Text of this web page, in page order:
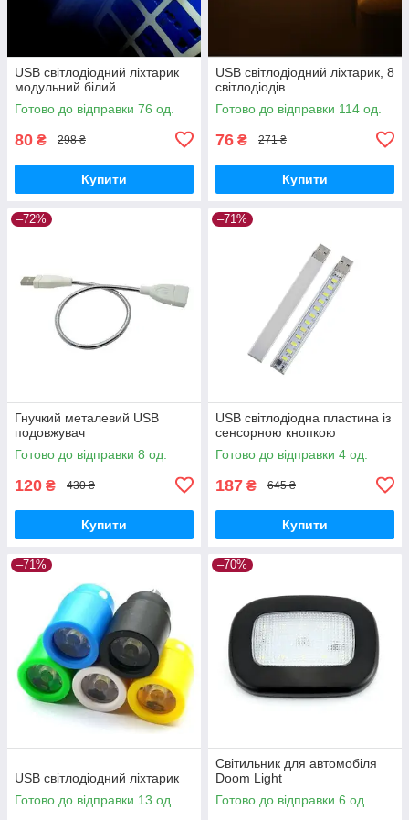
USB світлодіодний ліхтарик
модульний білий
Готово до відправки 76 од.
80 ₴ 298 ₴
Купити
USB світлодіодний ліхтарик, 8
світлодіодів
Готово до відправки 114 од.
76 ₴ 271 ₴
Купити
–72%
Гнучкий металевий USB
подовжувач
Готово до відправки 8 од.
120 ₴ 430 ₴
Купити
–71%
USB світлодіодна пластина із
сенсорною кнопкою
Готово до відправки 4 од.
187 ₴ 645 ₴
Купити
–71%
USB світлодіодний ліхтарик
Готово до відправки 13 од.
–70%
Світильник для автомобіля
Doom Light
Готово до відправки 6 од.